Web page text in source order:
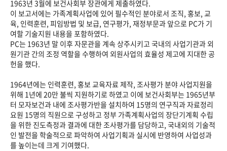
1963년 3월에 보건사회부 장관에게 제출하였다.
이 보고서에는 가족계획사업에 있어 필수적인 분야로서 조직, 홍보, 교
육, 인력훈련, 피임방법 및 보급, 연구평가, 재정부문과 앞으로 PC가 기
여할 기술지원 내용을 포함하였다.
PC는 1963년 말 이후 자문관을 계속 상주시키고 국내의 사업기관과 외
원기관 간의 조정 역할을 수행하여 외원사업의 효율성 제고에 지대한 공
헌을 했다.
1964년에는 인력훈련, 홍보 교육자료 제작, 조사평가 분야 사업지원을
위해 1년에 20만 불씩 지원하기로 하였고 이에 보건사회부는 1965년부
터 모자보건과 내에 조사평가반을 설치하여 15명의 연구직과 자료정리
요원 15명의 직원으로 구성하고 정부 가족계획사업의 장단기계획 수립
을 위한 진도측정과 결과에 대한 조사평가를 담당하고, 국내외의 기술적
인 발전을 학술적으로 파악하여 사업기획과 실시에 반영하여 사업성과
를 높이는데 크게 기여했다.